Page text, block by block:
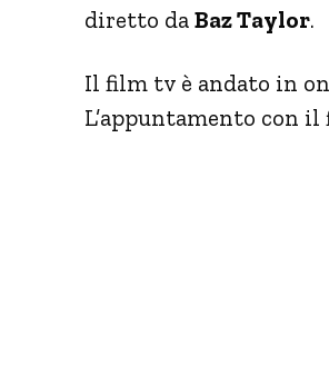
diretto da Baz Taylor.
Il film tv è andato in
L’appuntamento con il